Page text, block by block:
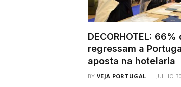
DECORHOTEL:
regressam a
aposta na hotelaria
BY VEJA PORTUGAL JULHO